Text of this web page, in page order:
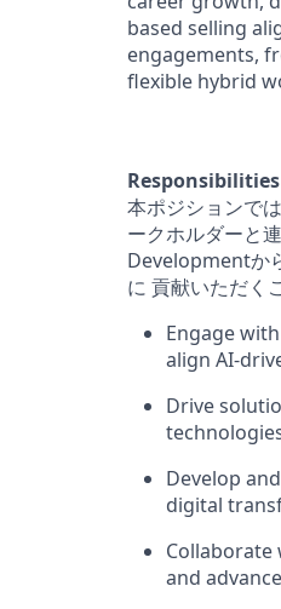
based selling
engagements,
flexible hybrid
Responsibilities
本ポジションで
ークホルダーと
Developmentか
に 貢献いただく
Engage
align AI-
Drive
Develop
digital
Collaborate
and